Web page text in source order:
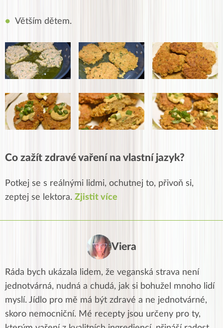
Větším dětem.
Co zažít zdravé vaření na vlastní jazyk?
Potkej se s reálnými lidmi, ochutnej to, přivoň si,
zeptej se lektora. Zjistit více
Viera
Ráda bych ukázala lidem, že veganská strava není
jednotvárná, nudná a chudá, jak si bohužel mnoho lidí
myslí. Jídlo pro mě má být zdravé a ne jednotvárné,
skoro nemocniční. Mé recepty jsou určeny pro ty,